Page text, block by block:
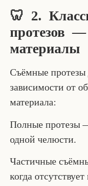
🦷 2.
протезов
материалы
Съёмные протезы
зависимости от
материала:
Полные протезы
одной челюсти.
Частичные
когда